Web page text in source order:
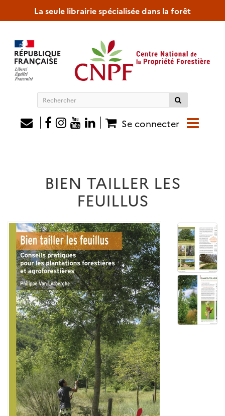
La seule librairie spécialisée dans la forêt
Rechercher
siteSe connecter
BIEN TAILLER LES
FEUILLUS